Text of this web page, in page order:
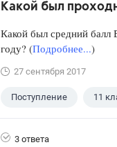
Какой был
Какой был средний
году? (Подробнее...)
27 сентября 2017
Поступление 11
3 ответа